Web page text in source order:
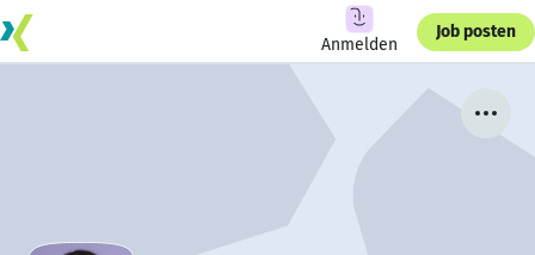
Anmelden
Job posten